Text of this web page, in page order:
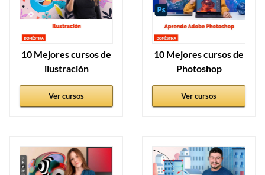
10 Mejores cursos de
ilustración
Ver cursos
10 Mejores cursos de
Photoshop
Ver cursos